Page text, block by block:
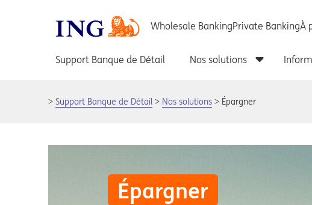
Support Banque de Détail Nos solutions Épargner
Épargner